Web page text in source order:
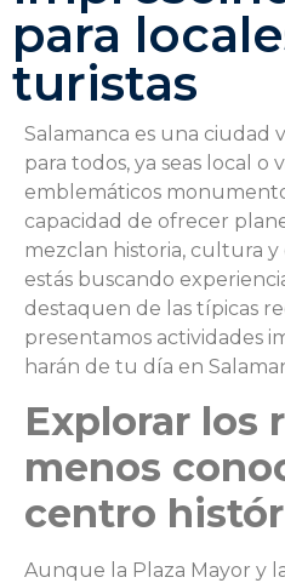
para
turistas
Salamanca es una ciudad
para todos, ya seas local o
emblemáticos
capacidad de ofrecer
mezclan historia, cultura
estás buscando
destaquen de las típicas
presentamos actividades
harán de tu día en
Explorar los
menos
centro
Aunque la Plaza Mayor y